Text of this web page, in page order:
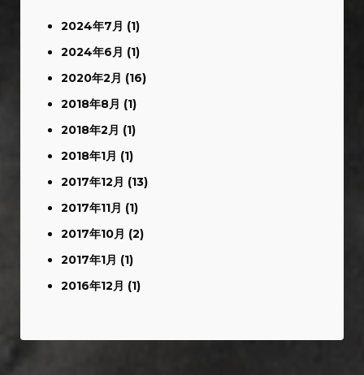
2024年7月 (1)
2024年6月 (1)
2020年2月 (16)
2018年8月 (1)
2018年2月 (1)
2018年1月 (1)
2017年12月 (13)
2017年11月 (1)
2017年10月 (2)
2017年1月 (1)
2016年12月 (1)